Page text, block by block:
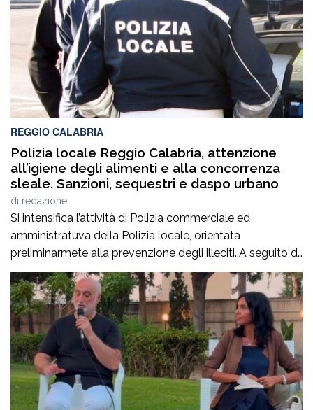
REGGIO CALABRIA
Polizia locale Reggio Calabria, attenzione
all’igiene degli alimenti e alla concorrenza
sleale. Sanzioni, sequestri e daspo urbano
di redazione
Si intensifica l’attività di Polizia commerciale ed
amministratuva della Polizia locale, orientata
preliminarmete alla prevenzione degli illeciti..A seguito di
mirati servizi svolti negli ultimi giorni, anche su
segnalazione di alcune associazioni di categoria, la
Polizia Locale ha attenzionato le aree commerciali
cittadine al fine di prevenire e reprimere la vendita
abusiva o irregolare su area […]